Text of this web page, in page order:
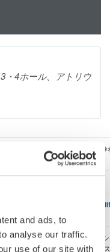
and ads, to
analyse our traffic.
use of our site with
だし、事前登録者、招待状持参
news/events/2019/
“デジタルトランスフォーメー
る（つくる）、お客様ビジネ
4ホール、アトリウ